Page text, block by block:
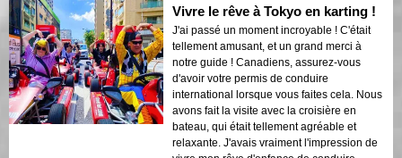
Vivre le rêve à Tokyo en karting !
J'ai passé un moment incroyable ! C'était
tellement amusant, et un grand merci à
notre guide ! Canadiens, assurez-vous
d'avoir votre permis de conduire
international lorsque vous faites cela. Nous
avons fait la visite avec la croisière en
bateau, qui était tellement agréable et
relaxante. J'avais vraiment l'impression de